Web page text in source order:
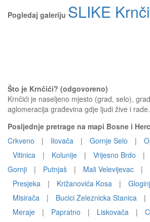
Pogledaj galeriju SLIKE
Što je Krnčići? (odgovoreno)
Krnčići je naseljeno mjesto (grad, selo),
aglomeracija građevina gdje ljudi žive i rade.
Posljednje pretrage na mapi Bosne i
Crkveno
| Ilovača | Gornje Selo |
Vitinica
| Kolunije | Vrijesno Brdo |
Gornji
| Putnjaš | Mali Velevijevac |
Presjeka
| Križanovića Kosa |
Misirača
| Bucici Zeleznicka Stanica |
Meraje
| Papratno | Liskovača |